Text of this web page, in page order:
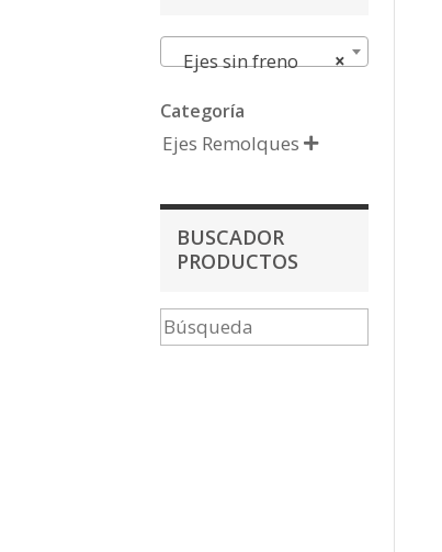
×
Ejes sin freno
Categoría
Ejes Remolques 
BUSCADOR
PRODUCTOS